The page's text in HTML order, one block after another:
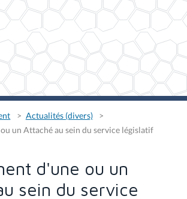
Actualités (divers)
un Attaché au sein du service législatif
d'une ou un
sein du service